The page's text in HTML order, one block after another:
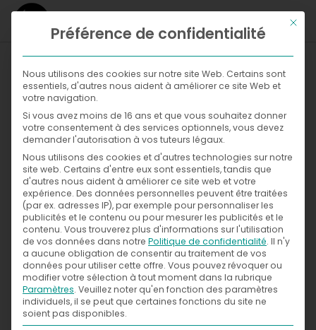
WHAT
WHERE
Galleries
Exhibitions
NOW
News
Press
WITH
WHO
CONTACT
Ce
Préférence de confidentialité
Nous utilisons des cookies sur notre site Web. Certains sont
essentiels, d'autres nous aident à améliorer ce site Web et
votre navigation.
Si vous avez moins de 16 ans et que vous souhaitez donner
votre consentement à des services optionnels, vous devez
demander l'autorisation à vos tuteurs légaux.
Nous utilisons des cookies et d'autres technologies sur notre
site web. Certains d'entre eux sont essentiels, tandis que
d'autres nous aident à améliorer ce site web et votre
expérience. Des données personnelles peuvent être traitées
(par ex. adresses IP), par exemple pour personnaliser les
publicités et le contenu ou pour mesurer les publicités et le
contenu. Vous trouverez plus d'informations sur l'utilisation
de vos données dans notre Politique de confidentialité. Il n'y
a aucune obligation de consentir au traitement de vos
données pour utiliser cette offre. Vous pouvez révoquer ou
modifier votre sélection à tout moment dans la rubrique
Paramètres. Veuillez noter qu'en fonction des paramètres
individuels, il se peut que certaines fonctions du site ne
soient pas disponibles.